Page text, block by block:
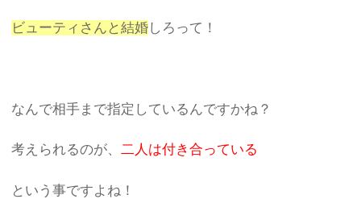
ビューティさんと結婚しろって！
なんで相手まで指定しているんですかね？
考えられるのが、二人は付き合っている
という事ですよね！